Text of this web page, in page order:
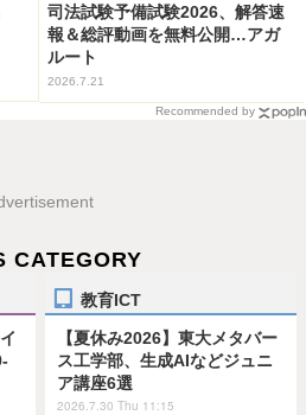
司法試験予備試験2026、解答速
報＆総評動画を無料公開…アガ
ルート
2026.7.21
Recommended by
CATEGORY
教育ICT
【夏休み2026】東大メタバー
ス工学部、生成AIなどジュニ
ア講座6選
2026.7.30 Thu 11:15